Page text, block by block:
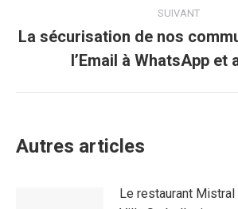
SUIVANT
suivant
La sécurisation de nos
l’Email à WhatsApp et
Autres articles
Le restaurant Mistral